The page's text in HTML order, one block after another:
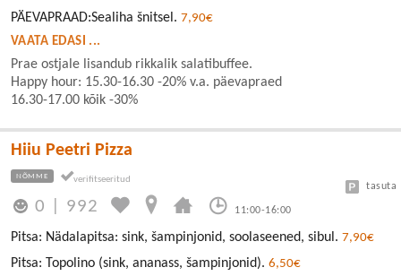
PÄEVAPRAAD:Sealiha šnitsel. 7,90€
VAATA EDASI ...
Prae ostjale lisandub rikkalik salatibuffee.
Happy hour: 15.30-16.30 -20% v.a. päevapraed
16.30-17.00 kõik -30%
Hiiu Peetri Pizza
NÕMME
0 992 11:00-16:00
tasuta
Pitsa: Nädalapitsa: sink, šampinjonid, soolaseened, sibul. 7,90€
Pitsa: Topolino (sink, ananass, šampinjonid). 6,50€